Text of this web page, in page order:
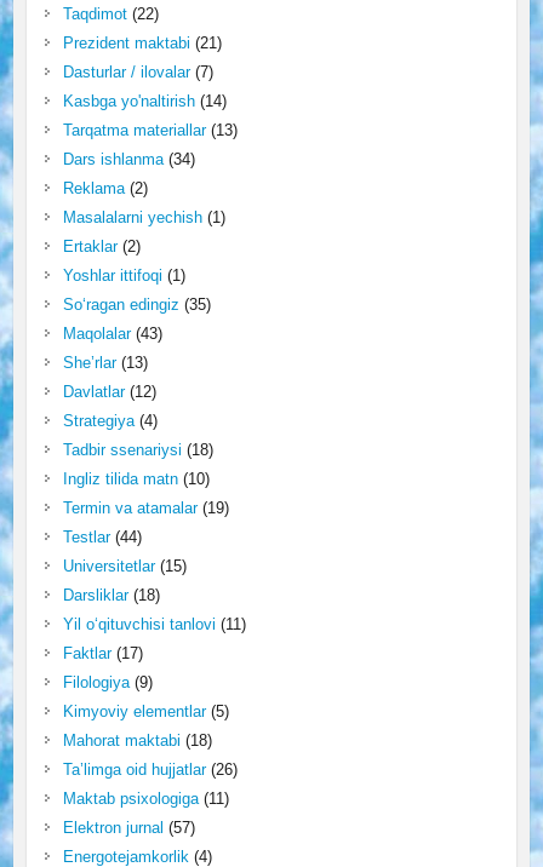
Taqdimot(22)
Prezident maktabi (21)
Dasturlar / ilovalar(7)
Kasbga yo'naltirish(14)
Tarqatma materiallar(13)
Dars ishlanma(34)
Reklama(2)
Masalalarni yechish(1)
Ertaklar(2)
Yoshlar ittifoqi (1)
So‘ragan edingiz (35)
Maqolalar(43)
She’rlar(13)
Davlatlar(12)
Strategiya(4)
Tadbir ssenariysi (18)
Ingliz tilida matn(10)
Termin va atamalar(19)
Testlar(44)
Universitetlar(15)
Darsliklar(18)
Yil o‘qituvchisi tanlovi (11)
Faktlar(17)
Filologiya(9)
Kimyoviy elementlar(5)
Mahorat maktabi (18)
Ta’limga oid hujjatlar(26)
Maktab psixologiga(11)
Elektron jurnal (57)
Energotejamkorlik (4)